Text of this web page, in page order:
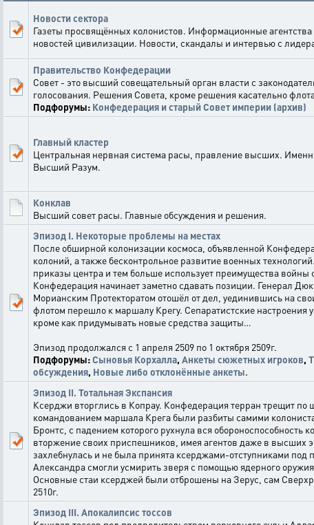
Новости сектора
Газеты просвящённых колонистов. Информационные
новостей цивилизации. Новости, скандалы и интервью с
Правительство Конфедерации
Совет - это высший совещательный орган власти с
голосования. Решения Совета, кроме решения касательно
Подфорумы: Конфедерация и старый Совет империи (архив)
Главный кластер
Центральная нервная система расы, правление высших.
Высший Разум.
Конклав
Высший совет расы. Главные обсуждения и решения.
Эпизод I. Некоторые проблемы на местах
После обширной колонизации космоса, объявленной
колоний, а также бесконтрольное развитие военных
приказы центра и тем больше использует преимущества
Конфедерация начинает заметно сдавать позиции. Генерал
Морианским Протекторатом отошёл от дел, уединившись на
флотом перешло к маршалу Крегу. Сепаратистские
кроме как придумывать новые средства защиты…
Эпизод продолжался с 1 апреля 2509 по 1 октября 2509г.
Подфорумы:Сыновья Корхалла, Анкеты сюжетных игроков,
обсуждения, Новые либо отклонённые анкеты.
Эпизод II. Тотальная Экспансия
Ксерджи вторглись в Копрау. Конфедерация терран трещит по
командованием маршала Крега были разбиты самими
Бронтс, с падением которого рухнула вся
вторжение своих приспешников, имея агентов даже в высших
захлебнулась и не была принята ксерджами-отступниками
Александра смогли усмирить зверя с помощью ядерного
Основные стаи ксерджей были отброшены на Зерус, сам
2510г.
Эпизод III. Апокалипсис тоссов